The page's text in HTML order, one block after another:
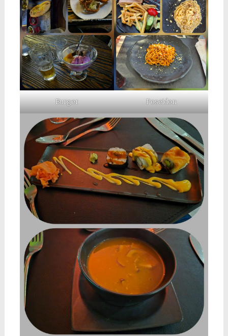
Burger Poseidon